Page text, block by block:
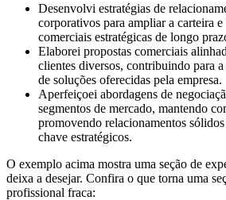
Desenvolvi estratégias de
corporativos para ampliar a carteira
comerciais estratégicas de longo
Elaborei propostas comerciais
clientes diversos, contribuindo para
de soluções oferecidas pela empresa.
Aperfeiçoei abordagens de
segmentos de mercado, mantendo
promovendo relacionamentos
chave estratégicos.
O exemplo acima mostra uma seção de
deixa a desejar. Confira o que torna uma
profissional fraca: